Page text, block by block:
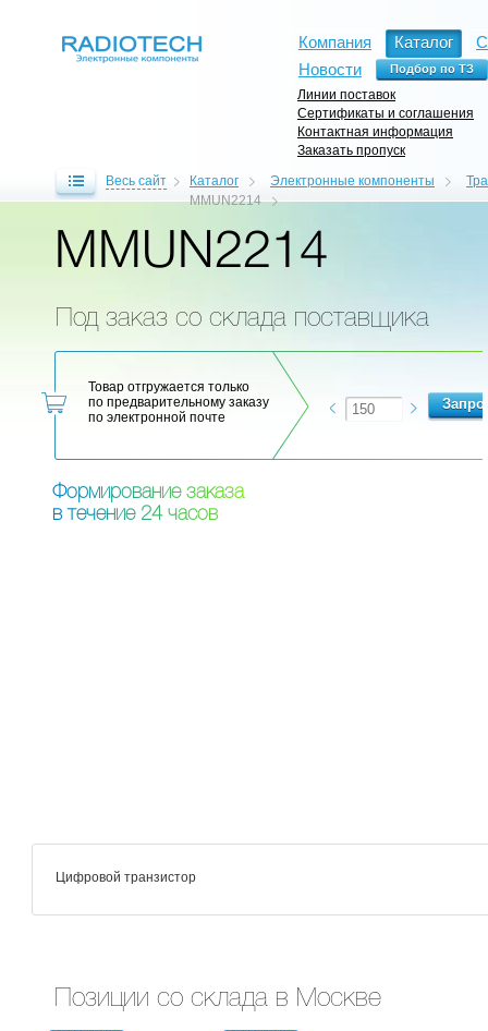
Компания Каталог
Новости
Линии поставок
Сертификаты и соглашения
Контактная информация
Заказать пропуск
Весь сайт Каталог Электронные компоненты
MMUN2214
MMUN2214
Под заказ со склада поставщика
Товар отгружается только
по предварительному заказу
по электронной почте
Формирование заказа
в течение 24 часов
Цифровой транзистор
Позиции со склада в Москве